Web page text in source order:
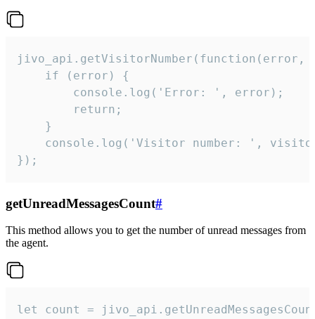
jivo_api.getVisitorNumber(function(error,
    if (error) {
        console.log('Error: ', error);
        return;
    }
console.log('Visitor number: ',
});
getUnreadMessagesCount#
This method allows you to get the number of unread messages from
the agent.
let count =